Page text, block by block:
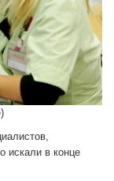
искали в конце